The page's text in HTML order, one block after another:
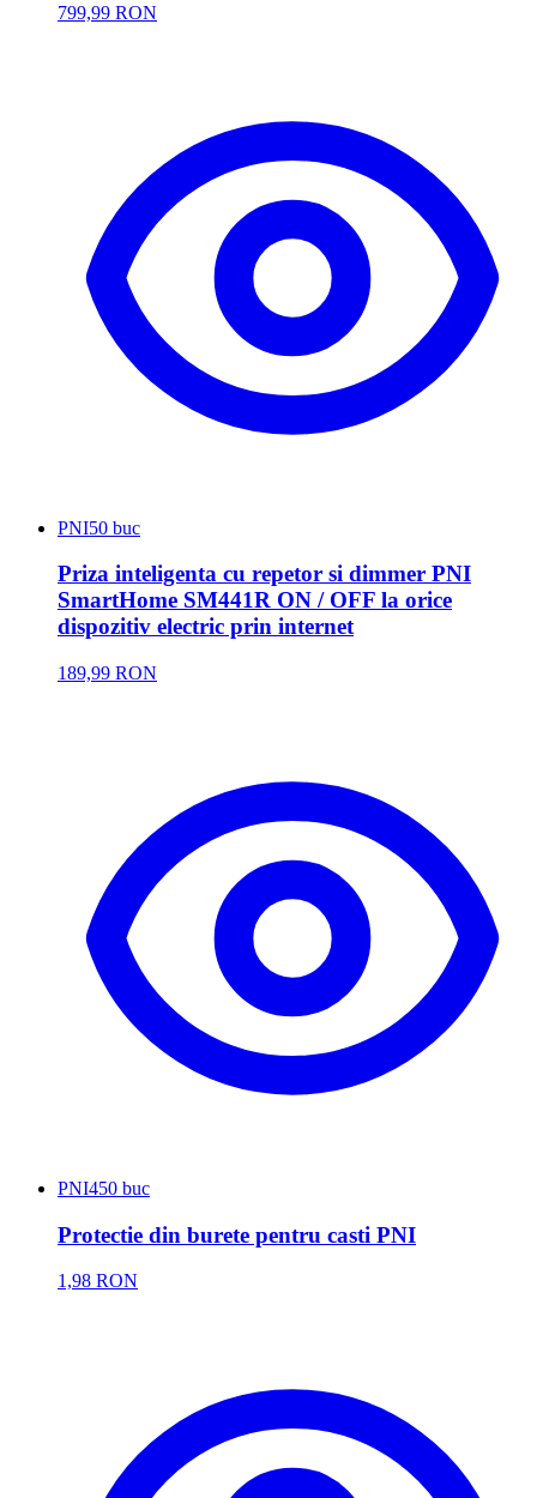
799,99 RON
PNI50 buc
Priza inteligenta cu repetor si dimmer PNI
SmartHome SM441R ON / OFF la orice
dispozitiv electric prin internet
189,99 RON
PNI450 buc
Protectie din burete pentru casti PNI
1,98 RON